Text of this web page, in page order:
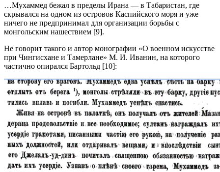
…Мухаммед бежал в пределы Ирана — в Табаристан, где
скрывался на одном из островов Каспийского моря и уже
ничего не предпринимал для организации борьбы с
монгольским нашествием [9].
Не говорит такого и автор монографии «О военном искусстве
при Чингисхане и Тамерлане» М. И. Иванин, на которого
частично опирался Бартольд [10]: